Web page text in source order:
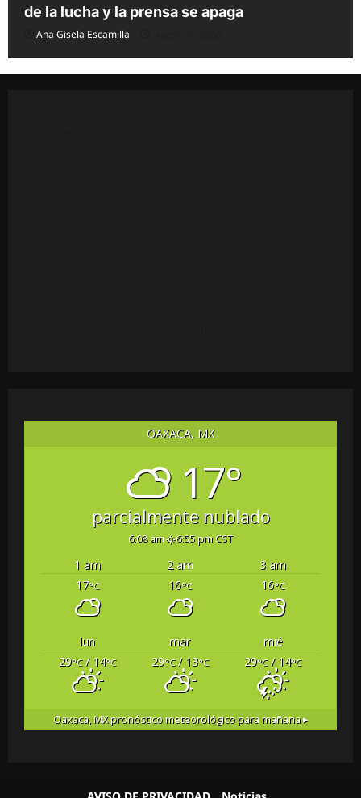
de la lucha y la prensa se apaga
Ana Gisela Escamilla
OAXACA, MX
17°
parcialmente nublado
6:08 am 6:55 pm CST
1 am 2 am
3 am
17°C 16°C 16°C
lun mar
mié
29°C/ 14°C 29°C/ 13°C 29°C/ 14°C
Oaxaca, MXpronóstico meteorológico para mañana ▸